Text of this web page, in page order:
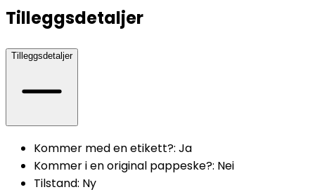
Tilleggsdetaljer
Tilleggsdetaljer
Kommer med en etikett?: Ja
Kommer i en original pappeske?: Nei
Tilstand: Ny